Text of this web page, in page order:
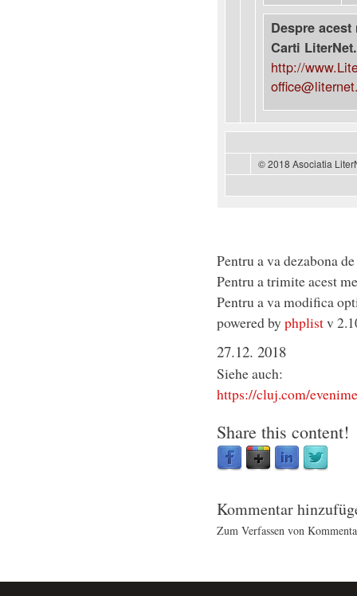
Despre
Carti
http://
© 2018 Asociatia
Pentru a va dezabona
Pentru a trimite acest
Pentru a va modifica
powered by phplistv
27.12. 2018
Siehe auch:
https://cluj.com/
Share this content!
Kommentar
Zum Verfassen von